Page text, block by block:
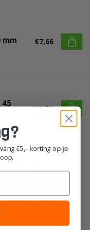
€7,66
€12,58
product?
op met onze
€5,- korting op je